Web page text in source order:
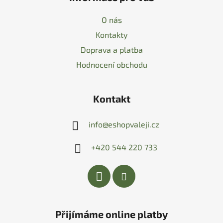
O nás
Kontakty
Doprava a platba
Hodnocení obchodu
Kontakt
info@eshopvaleji.cz
+420 544 220 733
Přijímáme online platby